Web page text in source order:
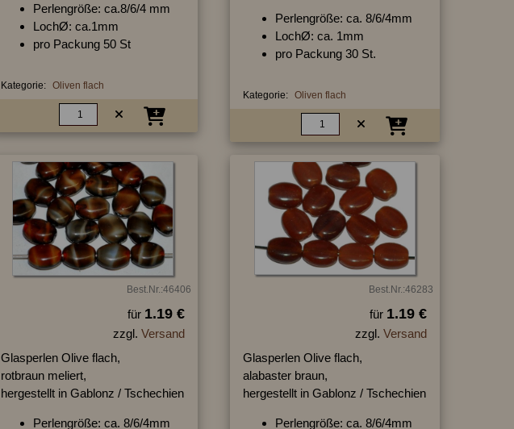
Perlengröße: ca.8/6/4 mm
LochØ: ca.1mm
pro Packung 50 St
Kategorie: Oliven flach
Perlengröße: ca. 8/6/4mm
LochØ: ca. 1mm
pro Packung 30 St.
Kategorie: Oliven flach
Best.Nr.:46406
für 1.19 €
zzgl. Versand
Glasperlen Olive flach,
rotbraun meliert,
hergestellt in Gablonz / Tschechien
Perlengröße: ca. 8/6/4mm
Best.Nr.:46283
für 1.19 €
zzgl. Versand
Glasperlen Olive flach,
alabaster braun,
hergestellt in Gablonz / Tschechien
Perlengröße: ca. 8/6/4mm